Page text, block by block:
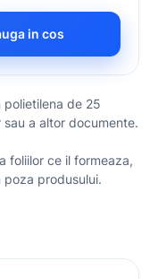
in cos
de 25
a altor documente.
foliilor ce il formeaza,
produsului.